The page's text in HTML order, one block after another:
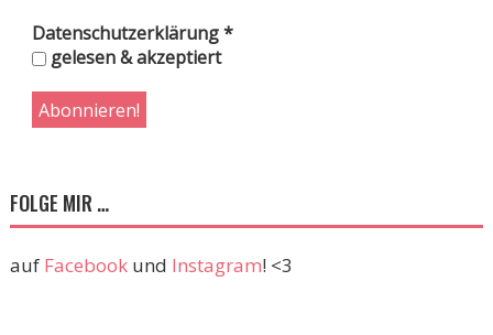
Datenschutzerklärung*
gelesen & akzeptiert
FOLGE MIR …
auf Facebookund Instagram! <3